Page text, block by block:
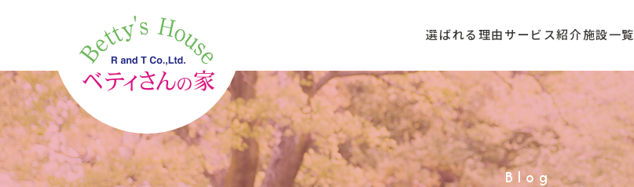
選ばれる理由 サービス紹介施設一覧
Blog